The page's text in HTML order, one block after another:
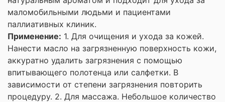
маломобильными людьми и пациентами
паллиативных клиник.
Применение: 1. Для очищения и ухода за кожей.
Нанести масло на загрязненную поверхность кожи,
аккуратно удалить загрязнения с помощью
впитывающего полотенца или салфетки. В
зависимости от степени загрязнения повторить
процедуру. 2. Для массажа. Небольшое количество